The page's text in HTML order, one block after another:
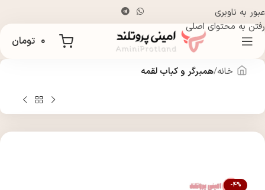
عبور به ناوبری
رفتن به محتوای اصلی
۰ تومان
خانه همبرگر و کباب لقمه
-4%